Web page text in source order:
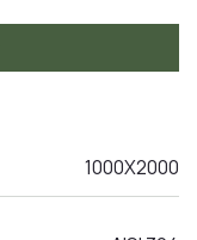
1000X2000